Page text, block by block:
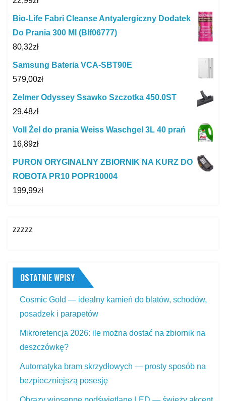
Bio-Life Fabri Cleanse Antyalergiczny Dodatek
Do Prania 300 Ml (Blf06777)
80,32zł
Samsung Bateria VCA-SBT90E
579,00zł
Zelmer Odyssey Ssawko Szczotka 450.0ST
29,48zł
Voll Żel do prania Weiss Waschgel 3L 40 prań
16,89zł
PURON ORYGINALNY ZBIORNIK NA KURZ DO
ROBOTA PR10 POPR10004
199,99zł
zzzzz
OSTATNIE WPISY
Cosmic Gold — idealny kamień do blatów, schodów,
posadzek i parapetów
Mikroretencja 2026: ile można dostać na zbiornik na
deszczówkę?
Automatyka bram skrzydłowych — prosty sposób na
bezpieczniejszą posesję